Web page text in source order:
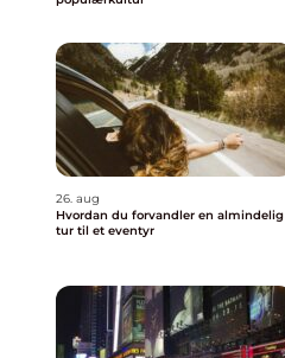
26. aug
Hvordan du forvandler en almindelig
tur til et eventyr